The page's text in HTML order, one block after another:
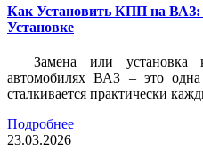
Как Установить КПП на ВАЗ:
Установке
Замена или
автомобилях ВАЗ – это
сталкивается практически
Подробнее
23.03.2026